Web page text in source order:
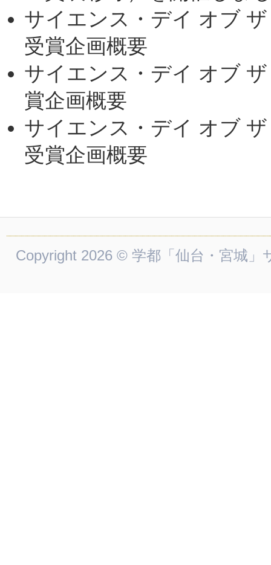
サイエンス・デイ オブ
受賞企画概要
サイエンス・デイ オブ
賞企画概要
サイエンス・デイ オブ
受賞企画概要
Copyright 2026 © 学都「仙台・宮城